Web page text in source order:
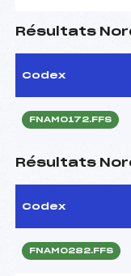
Résultats
Codex
FNAM0172.FFS
Résultats
Codex
FNAM0282.FFS